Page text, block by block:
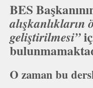
BES
alışkanlıkların
geliştirilmesi”
O zaman bu